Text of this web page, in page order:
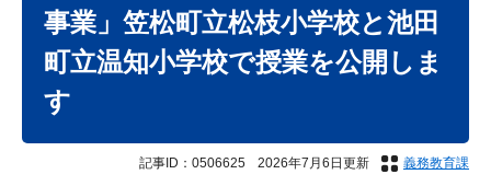
事業」笠松町立松枝小学校と池田
町立温知小学校で授業を公開しま
す
記事ID：0506625 2026年7月6日更新 義務教育課